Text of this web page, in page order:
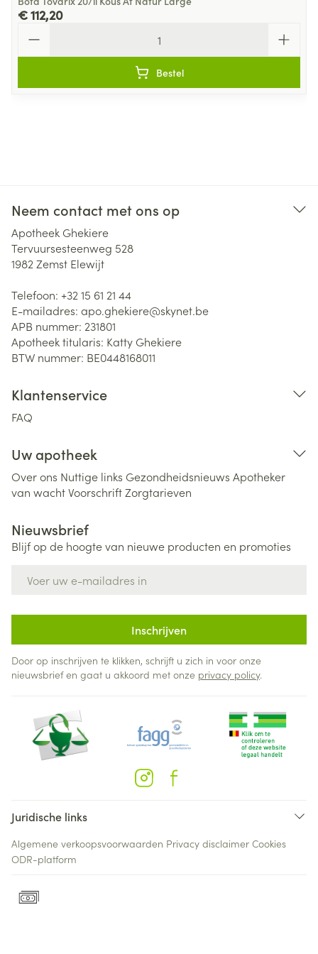
€ 112,20
Bestel
Neem contact met ons op
Apotheek Ghekiere
Tervuursesteenweg 528
1982 Zemst Elewijt
Telefoon: +32 15 61 21 44
E-mailadres: apo.ghekiere@skynet.be
APB nummer: 231801
Apotheek titularis: Katty Ghekiere
BTW nummer: BE0448168011
Klantenservice
FAQ
Uw apotheek
Over ons Nuttige links Gezondheidsnieuws Apotheker
van wachtVoorschriftZorgtarieven
Nieuwsbrief
Blijf op de hoogte van nieuwe producten en promoties
Inschrijven
Door op inschrijven te klikken, schrijft u zich in voor onze
nieuwsbrief en gaat u akkoord met onze privacy policy.
Juridische links
Algemene verkoopsvoorwaarden Privacy disclaimer Cookies
ODR-platform